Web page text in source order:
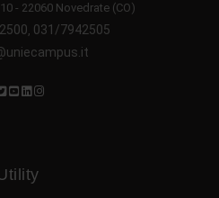
- 22060 Novedrate (CO)
, 031/7942505